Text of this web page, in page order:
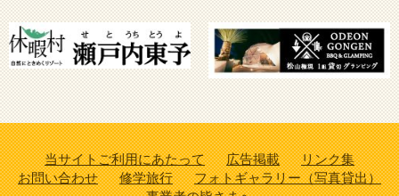
当サイトご利用にあたって 広告掲載
リンク集
お問い合わせ
修学旅行
フォトギャラリー（写真貸出）